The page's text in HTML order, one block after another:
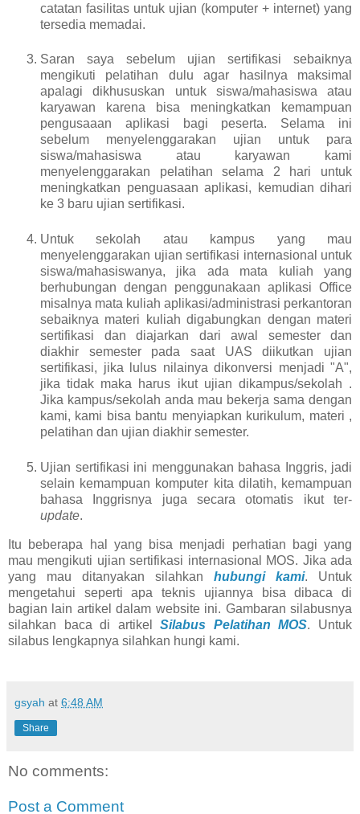
catatan fasilitas untuk ujian (komputer + internet) yang
tersedia memadai.
Saran saya sebelum ujian sertifikasi sebaiknya
mengikuti pelatihan dulu agar hasilnya maksimal
apalagi dikhususkan untuk siswa/mahasiswa atau
karyawan karena bisa meningkatkan kemampuan
pengusaaan aplikasi bagi peserta. Selama ini
sebelum menyelenggarakan ujian untuk para
siswa/mahasiswa atau karyawan kami
menyelenggarakan pelatihan selama 2 hari untuk
meningkatkan penguasaan aplikasi, kemudian dihari
ke 3 baru ujian sertifikasi.
Untuk sekolah atau kampus yang mau
menyelenggarakan ujian sertifikasi internasional untuk
siswa/mahasiswanya, jika ada mata kuliah yang
berhubungan dengan penggunakaan aplikasi Office
misalnya mata kuliah aplikasi/administrasi perkantoran
sebaiknya materi kuliah digabungkan dengan materi
sertifikasi dan diajarkan dari awal semester dan
diakhir semester pada saat UAS diikutkan ujian
sertifikasi, jika lulus nilainya dikonversi menjadi "A",
jika tidak maka harus ikut ujian dikampus/sekolah .
Jika kampus/sekolah anda mau bekerja sama dengan
kami, kami bisa bantu menyiapkan kurikulum, materi ,
pelatihan dan ujian diakhir semester.
Ujian sertifikasi ini menggunakan bahasa Inggris, jadi
selain kemampuan komputer kita dilatih, kemampuan
bahasa Inggrisnya juga secara otomatis ikut ter-
update.
Itu beberapa hal yang bisa menjadi perhatian bagi yang
mau mengikuti ujian sertifikasi internasional MOS. Jika ada
yang mau ditanyakan silahkan hubungi kami. Untuk
mengetahui seperti apa teknis ujiannya bisa dibaca di
bagian lain artikel dalam website ini. Gambaran silabusnya
silahkan baca di artikelSilabus Pelatihan MOS. Untuk
silabus lengkapnya silahkan hungi kami.
gsyah at 6:48 AM
Share
No comments:
Post a Comment